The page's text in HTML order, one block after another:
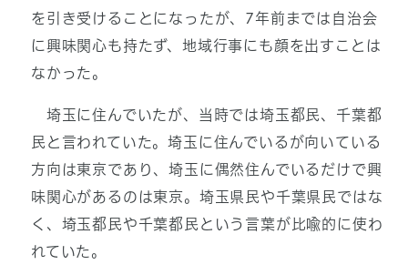
を引き受けることになったが、7年前までは自治会
に興味関心も持たず、地域行事にも顔を出すことは
なかった。
埼玉に住んでいたが、当時では埼玉都民、千葉都
民と言われていた。埼玉に住んでいるが向いている
方向は東京であり、埼玉に偶然住んでいるだけで興
味関心があるのは東京。埼玉県民や千葉県民ではな
く、埼玉都民や千葉都民という言葉が比喩的に使わ
れていた。